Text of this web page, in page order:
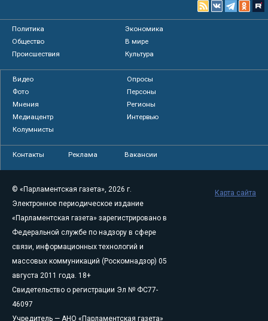
Политика
Экономика
Общество
В мире
Происшествия
Культура
Видео
Опросы
Фото
Персоны
Мнения
Регионы
Медиацентр
Интервью
Колумнисты
Контакты Реклама Вакансии
© «Парламентская газета», 2026 г.
Электронное периодическое издание
«Парламентская газета» зарегистрировано в
Федеральной службе по надзору в сфере
связи, информационных технологий и
массовых коммуникаций (Роскомнадзор) 05
августа 2011 года. 18+
Свидетельство о регистрации Эл № ФС77-
46097
Учредитель — АНО «Парламентская газета»
Карта сайта